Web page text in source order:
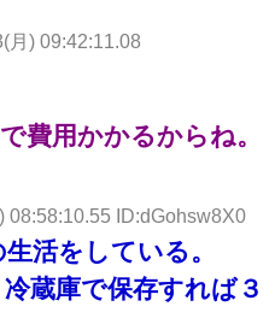
月) 09:42:11.08
費用かかるからね。
08:58:10.55 ID:dGohsw8X0
活をしている。
蔵庫で保存すれば３